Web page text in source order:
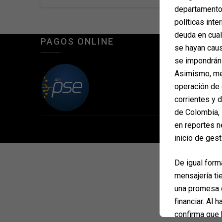
PAGOS ONLINE
©2026
políticas
deuda en
se hayan
se
Asimismo,
operación
corrientes y
de
en reportes
inicio de
De igual
mensajería
una
financiar. Al
confirma que